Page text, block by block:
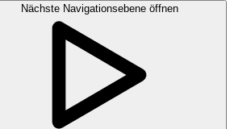
Nächste Navigationsebene öffnen